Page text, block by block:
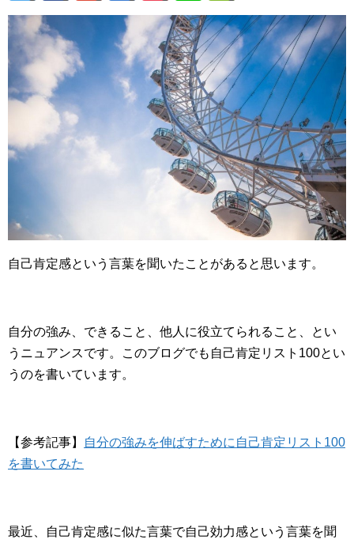
自己肯定感という言葉を聞いたことがあると思います。
自分の強み、できること、他人に役立てられること、とい
うニュアンスです。このブログでも自己肯定リスト100とい
うのを書いています。
【参考記事】
自分の強みを伸ばすために自己肯定リスト100
を書いてみた
最近、自己肯定感に似た言葉で自己効力感という言葉を聞